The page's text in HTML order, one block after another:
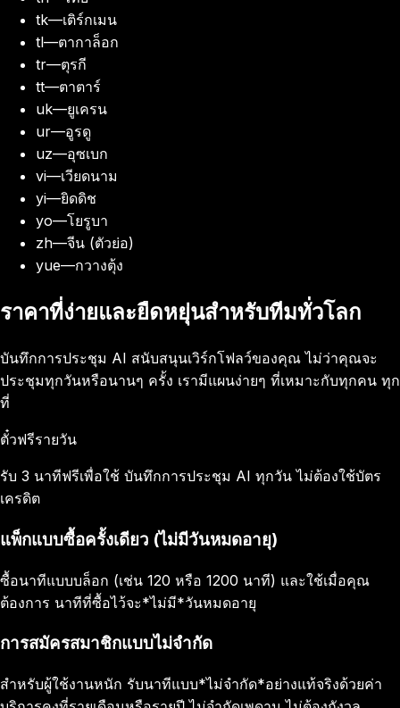
tk—เติร์กเมน
tl—ตากาล็อก
tr—ตุรกี
tt—ตาตาร์
uk—ยูเครน
ur—อูรดู
uz—อุซเบก
vi—เวียดนาม
yi—ยิดดิช
yo—โยรูบา
zh—จีน (ตัวย่อ)
yue—กวางตุ้ง
ราคาที่ง่ายและยืดหยุ่นสำหรับทีมทั่วโลก
บันทึกการประชุม AI สนับสนุนเวิร์กโฟลว์ของคุณ ไม่ว่าคุณจะ
ประชุมทุกวันหรือนานๆ ครั้ง เรามีแผนง่ายๆ ที่เหมาะกับทุกคน ทุก
ที่
ตั๋วฟรีรายวัน
รับ 3 นาทีฟรีเพื่อใช้ บันทึกการประชุม AI ทุกวัน ไม่ต้องใช้บัตร
เครดิต
แพ็กแบบซื้อครั้งเดียว (ไม่มีวันหมดอายุ)
ซื้อนาทีแบบบล็อก (เช่น 120 หรือ 1200 นาที) และใช้เมื่อคุณ
ต้องการ นาทีที่ซื้อไว้จะ*ไม่มี*วันหมดอายุ
การสมัครสมาชิกแบบไม่จำกัด
สำหรับผู้ใช้งานหนัก รับนาทีแบบ*ไม่จำกัด*อย่างแท้จริงด้วยค่า